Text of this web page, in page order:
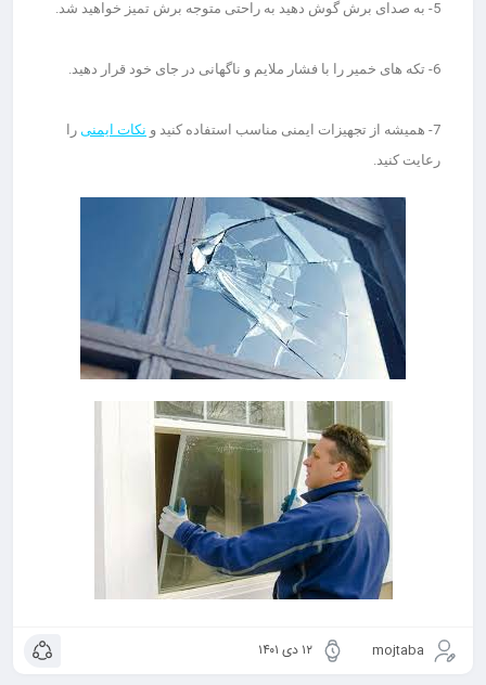
5- به صدای برش گوش دهید به راحتی متوجه برش تمیز خواهید شد.
6- تکه های خمیر را با فشار ملایم و ناگهانی در جای خود قرار دهید.
7- همیشه از تجهیزات ایمنی مناسب استفاده کنید و نکات ایمنی را
رعایت کنید.
mojtaba ۱۲ دی ۱۴۰۱